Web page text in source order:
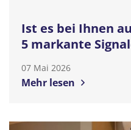
Ist es bei Ihnen
5 markante
07 Mai 2026
Mehr lesen